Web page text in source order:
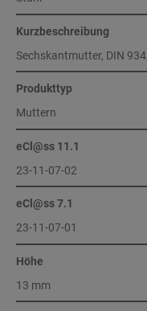
Kurzbeschreibung
Sechskantmutter, DIN
Produkttyp
Muttern
eCl@ss 11.1
23-11-07-02
eCl@ss 7.1
23-11-07-01
Höhe
13 mm